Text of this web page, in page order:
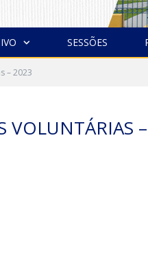
SESSÕES
– 2023
VOLUNTÁRIAS